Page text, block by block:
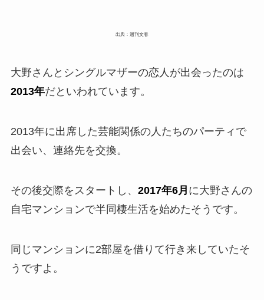
出典：週刊文春
大野さんとシングルマザーの恋人が出会ったのは
2013年だといわれています。
2013年に出席した芸能関係の人たちのパーティで
出会い、連絡先を交換。
その後交際をスタートし、 2017年6月 に大野さんの
自宅マンションで半同棲生活を始めたそうです。
同じマンションに2部屋を借りて行き来していたそ
うですよ。